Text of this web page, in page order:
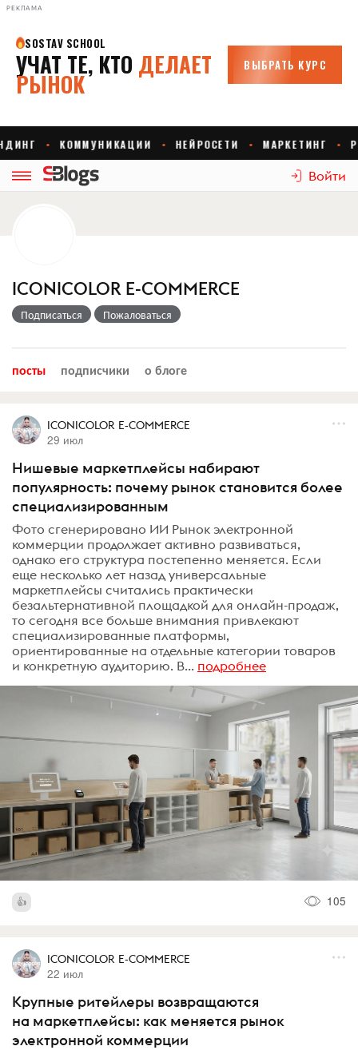
РЕКЛАМА
Войти
ICONICOLOR E-COMMERCE
Подписаться Пожаловаться
посты подписчики о блоге
ICONICOLOR E-COMMERCE
29 июл
Нишевые маркетплейсы набирают
популярность: почему рынок становится более
специализированным
Фото сгенерировано ИИ Рынок электронной
коммерции продолжает активно развиваться,
однако его структура постепенно меняется. Если
еще несколько лет назад универсальные
маркетплейсы считались практически
безальтернативной площадкой для онлайн-продаж,
то сегодня все больше внимания привлекают
специализированные платформы,
ориентированные на отдельные категории товаров
и конкретную аудиторию. В... подробнее
105
ICONICOLOR E-COMMERCE
22 июл
Крупные ритейлеры возвращаются
на маркетплейсы: как меняется рынок
электронной коммерции